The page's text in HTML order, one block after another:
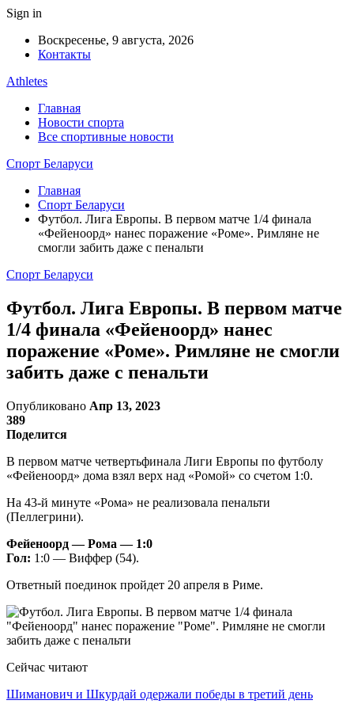
Sign in
Воскресенье, 9 августа, 2026
Контакты
Athletes
Главная
Новости спорта
Все спортивные новости
Спорт Беларуси
Главная
Спорт Беларуси
Футбол. Лига Европы. В первом матче 1/4 финала
«Фейеноорд» нанес поражение «Роме». Римляне не
смогли забить даже с пенальти
Спорт Беларуси
Футбол. Лига Европы. В первом матче
1/4 финала «Фейеноорд» нанес
поражение «Роме». Римляне не смогли
забить даже с пенальти
Опубликовано Апр 13, 2023
389
Поделится
В первом матче четвертьфинала Лиги Европы по футболу
«Фейеноорд» дома взял верх над «Ромой» со счетом 1:0.
На 43-й минуте «Рома» не реализовала пенальти
(Пеллегрини).
Фейеноорд — Рома — 1:0
Гол: 1:0 — Виффер (54).
Ответный поединок пройдет 20 апреля в Риме.
Сейчас читают
Шиманович и Шкурдай одержали победы в третий день